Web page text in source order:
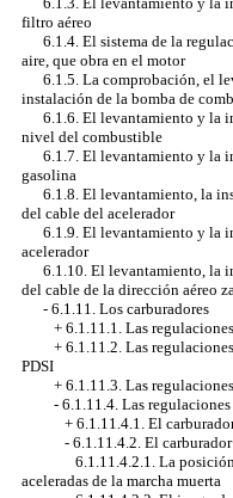
filtro aéreo
6.1.4. El sistema de la
aire, que obra en el motor
6.1.5. La comprobación, el
instalación de la bomba de
6.1.6. El levantamiento y la
nivel del combustible
6.1.7. El levantamiento y la
gasolina
6.1.8. El levantamiento, la
del cable del acelerador
6.1.9. El levantamiento y la
acelerador
6.1.10. El levantamiento, la
del cable de la dirección aéreo
- 6.1.11. Los carburadores
+ 6.1.11.1. Las
+ 6.1.11.2. Las
PDSI
+ 6.1.11.3. Las
- 6.1.11.4. Las
+ 6.1.11.4.1. El
- 6.1.11.4.2. El
6.1.11.4.2.1. La
aceleradas de la marcha muerta